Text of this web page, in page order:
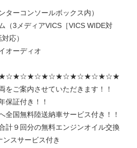
ターコンソールボックス内）
（3メディアVICS［VICS WIDE対
応）
オーディオ
ご案内させていただきます！！
保証付き！！
国無料陸送納車サービス付き！！
計９回分の無料エンジンオイル交換
スサービス付き